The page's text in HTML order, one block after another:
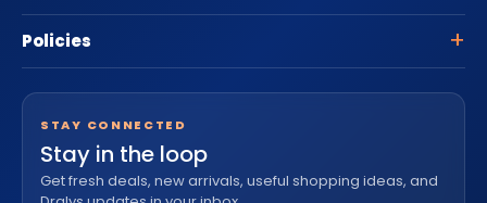
Policies
STAY CONNECTED
Stay in the loop
Get fresh deals, new arrivals, useful shopping ideas, and